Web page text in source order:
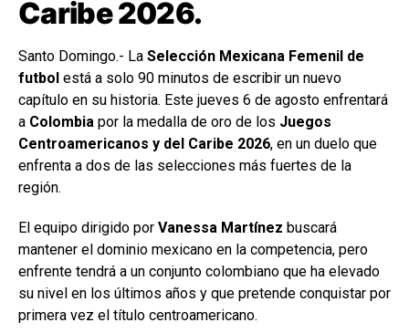
Caribe 2026.
Santo Domingo.- La Selección Mexicana Femenil de
futbol está a solo 90 minutos de escribir un nuevo
capítulo en su historia. Este jueves 6 de agosto enfrentará
a Colombia por la medalla de oro de los Juegos
Centroamericanos y del Caribe 2026, en un duelo que
enfrenta a dos de las selecciones más fuertes de la
región.
El equipo dirigido por Vanessa Martínez buscará
mantener el dominio mexicano en la competencia, pero
enfrente tendrá a un conjunto colombiano que ha elevado
su nivel en los últimos años y que pretende conquistar por
primera vez el título centroamericano.